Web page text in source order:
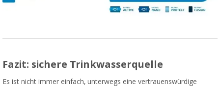
Fazit: sichere Trinkwasserquelle
Es ist nicht immer einfach, unterwegs eine vertrauenswürdige